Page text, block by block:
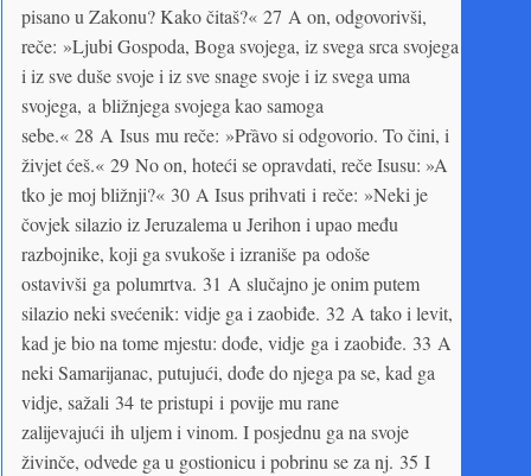
pisano u Zakonu? Kako čitaš?« 27 A on, odgovorivši,
reče: »Ljubi Gospoda, Boga svojega, iz svega srca svojega
i iz sve duše svoje i iz sve snage svoje i iz svega uma
svojega, a bližnjega svojega kao samoga
sebe.« 28 A Isus mu reče: »Prȁvo si odgovorio. To čini, i
živjet ćeš.« 29 No on, hoteći se opravdati, reče Isusu: »A
tko je moj bližnji?« 30 A Isus prihvati i reče: »Neki je
čovjek silazio iz Jeruzalema u Jerihon i upao među
razbojnike, koji ga svukoše i izraniše pa odoše
ostavivši ga polumrtva. 31 A slučajno je onim putem
silazio neki svećenik: vidje ga i zaobiđe. 32 A tako i levit,
kad je bio na tome mjestu: dođe, vidje ga i zaobiđe. 33 A
neki Samarijanac, putujući, dođe do njega pa se, kad ga
vidje, sažali 34 te pristupi i povije mu rane
zalijevajući ih uljem i vinom. I posjednu ga na svoje
živinče, odvede ga u gostionicu i pobrinu se za nj. 35 I